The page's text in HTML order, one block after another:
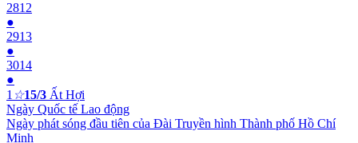
2812
●
2913
●
3014
●
1 ☆15/3 Ất Hợi
Ngày Quốc tế Lao động
Ngày phát sóng đầu tiên của Đài Truyền hình Thành phố Hồ Chí
Minh